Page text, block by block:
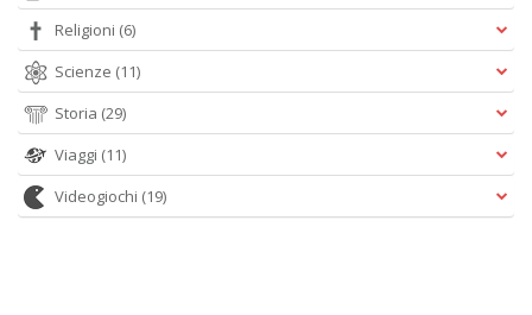
Religioni (6)
Scienze (11)
Storia (29)
Viaggi (11)
Videogiochi (19)